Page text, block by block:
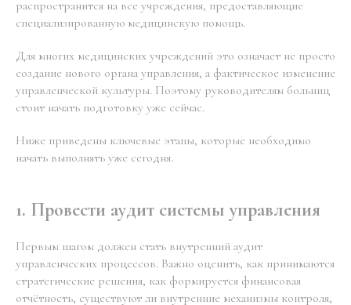
распространится на все учреждения, предоставляющие
специализированную медицинскую помощь.
Для многих медицинских учреждений это означает не просто
создание нового органа управления, а фактическое изменение
управленческой культуры. Поэтому руководителям больниц
стоит начать подготовку уже сейчас.
Ниже приведены ключевые этапы, которые необходимо
начать выполнять уже сегодня.
1. Провести аудит системы управления
Первым шагом должен стать внутренний аудит
управленческих процессов. Важно оценить, как принимаются
стратегические решения, как формируется финансовая
отчётность, существуют ли внутренние механизмы контроля,